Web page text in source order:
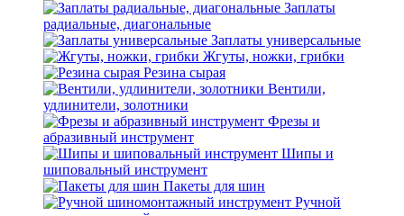
Заплаты
радиальные, диагональные
Заплаты универсальные
Жгуты, ножки, грибки
Резина сырая
Вентили,
удлинители, золотники
Фрезы и
абразивный инструмент
Шипы и
шиповальный инструмент
Пакеты для шин
Ручной